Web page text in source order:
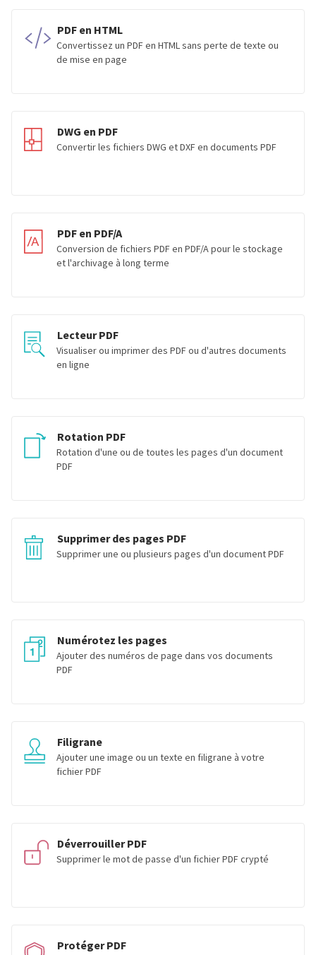
PDF en HTML
Convertissez un PDF en HTML sans perte de texte ou
de mise en page
DWG en PDF
Convertir les fichiers DWG et DXF en documents PDF
PDF en PDF/A
Conversion de fichiers PDF en PDF/A pour le stockage
et l'archivage à long terme
Lecteur PDF
Visualiser ou imprimer des PDF ou d'autres documents
en ligne
Rotation PDF
Rotation d'une ou de toutes les pages d'un document
PDF
Supprimer des pages PDF
Supprimer une ou plusieurs pages d'un document PDF
Numérotez les pages
Ajouter des numéros de page dans vos documents
PDF
Filigrane
Ajouter une image ou un texte en filigrane à votre
fichier PDF
Déverrouiller PDF
Supprimer le mot de passe d'un fichier PDF crypté
Protéger PDF